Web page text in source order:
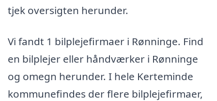
tjek oversigten herunder.
Vi fandt 1 bilplejefirmaer i Rønninge. Find
en bilplejer eller håndværker i Rønninge
og omegn herunder. I hele Kerteminde
kommunefindes der flere bilplejefirmaer,